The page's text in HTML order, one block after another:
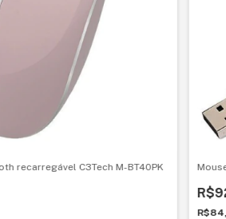
recarregável C3Tech M-BT40PK